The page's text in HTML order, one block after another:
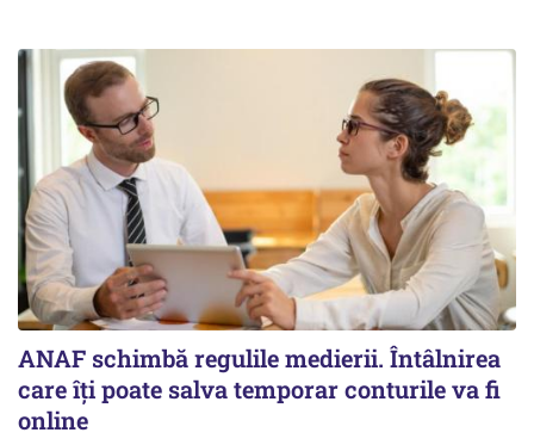
ANAF schimbă regulile medierii. Întâlnirea
care îți poate salva temporar conturile va fi
online